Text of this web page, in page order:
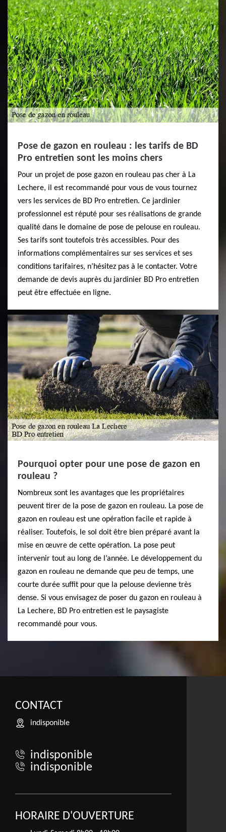
Pose de gazon en rouleau : les tarifs de BD
Pro entretien sont les moins chers
Pour un projet de pose gazon en rouleau pas cher à La
Lechere, il est recommandé pour vous de vous tournez
vers les services de BD Pro entretien. Ce jardinier
professionnel est réputé pour ses réalisations de grande
qualité dans le domaine de pose de pelouse en rouleau.
Ses tarifs sont toutefois très accessibles. Pour des
informations complémentaires sur ses services et ses
conditions tarifaires, n’hésitez pas à le contacter. Votre
demande de devis auprès du jardinier BD Pro entretien
peut être effectuée en ligne.
Pourquoi opter pour une pose de gazon en
rouleau ?
Nombreux sont les avantages que les propriétaires
peuvent tirer de la pose de gazon en rouleau. La pose de
gazon en rouleau est une opération facile et rapide à
réaliser. Toutefois, le sol doit être bien préparé avant la
mise en œuvre de cette opération. La pose peut
intervenir tout au long de l’année. Le développement du
gazon en rouleau ne demande que peu de temps, une
courte durée suffit pour que la pelouse devienne très
dense. Si vous envisagez de poser du gazon en rouleau à
La Lechere, BD Pro entretien est le paysagiste
recommandé pour vous.
CONTACT
indisponible
indisponible
indisponible
HORAIRE D'OUVERTURE